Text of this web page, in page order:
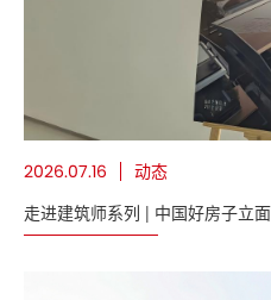
2026.07.16
动态
走进建筑师系列 | 中国好房子立